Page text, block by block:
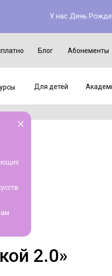
У нас День
Блог Абонементы
Для детей
Академия
2.0»